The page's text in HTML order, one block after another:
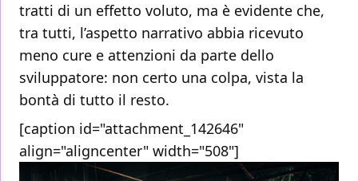
tratti di un effetto voluto, ma è evidente che,
tra tutti, l’aspetto narrativo abbia ricevuto
meno cure e attenzioni da parte dello
sviluppatore: non certo una colpa, vista la
bontà di tutto il resto.
[caption id="attachment_142646"
align="aligncenter" width="508"]